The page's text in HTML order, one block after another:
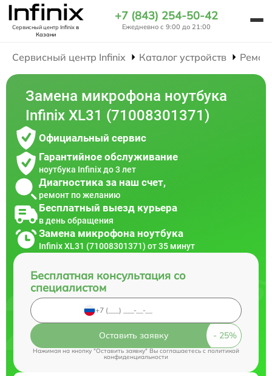
Сервисный центр Infinixв
Казани
+7 (843) 254-50-42
Ежедневно с 9:00 до 21:00
Сервисный центр Infinix Каталог устройств
Замена микрофона ноутбука
Infinix XL31 (71008301371)
Официальный сервис
Гарантийное обслуживание
ноутбука Infinix до 3 лет
Диагностика за наш счет,
ремонт по желанию
Бесплатный выезд курьера
в день обращения
Замена микрофона ноутбука
Infinix XL31 (71008301371) от 35 минут
Бесплатная консультация со
специалистом
Оставить заявку
Нажимая на кнопку "Оставить заявку" Вы соглашаетесь cполитикой
конфиденциальности